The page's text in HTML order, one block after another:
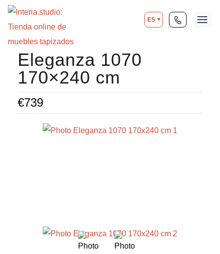
ES
Eleganza 1070
170×240 cm
€739